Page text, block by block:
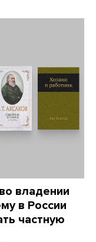
владении
в России
частную